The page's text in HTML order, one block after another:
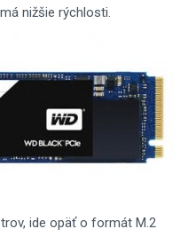
nižšie rýchlosti.
ide opäť o formát M.2